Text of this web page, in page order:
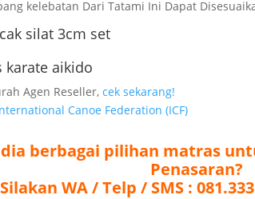
kelebatan Dari Tatami Ini Dapat
silat 3cm set
aikido
Agen Reseller,cek sekarang!
Canoe Federation (ICF)
berbagai pilihan matras
Penasaran?
Silakan WA / Telp / SMS :